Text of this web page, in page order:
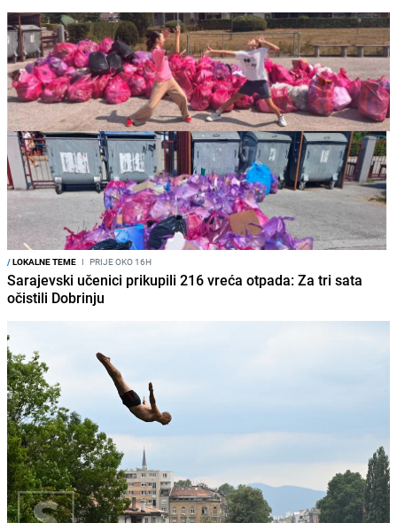
/LOKALNE TEME I PRIJE OKO 16H
Sarajevski učenici prikupili 216 vreća otpada: Za tri sata
očistili Dobrinju